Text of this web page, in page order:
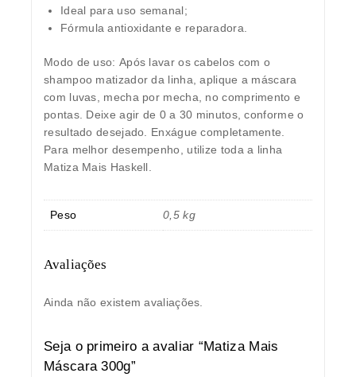
Ideal para uso semanal;
Fórmula antioxidante e reparadora.
Modo de uso: Após lavar os cabelos com o
shampoo matizador da linha, aplique a máscara
com luvas, mecha por mecha, no comprimento e
pontas. Deixe agir de 0 a 30 minutos, conforme o
resultado desejado. Enxágue completamente.
Para melhor desempenho, utilize toda a linha
Matiza Mais Haskell.
Peso 0,5 kg
Avaliações
Ainda não existem avaliações.
Seja o primeiro a avaliar “Matiza Mais
Máscara 300g”